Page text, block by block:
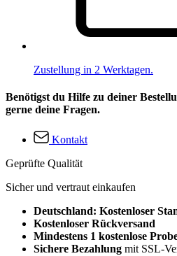
Zustellung in 2 Werktagen.
Benötigst du Hilfe zu deiner
gerne deine Fragen.
Kontakt
Geprüfte Qualität
Sicher und vertraut einkaufen
Deutschland: Kostenloser
Kostenloser Rückversand
Mindestens 1 kostenlose
Sichere Bezahlung mit SSL-